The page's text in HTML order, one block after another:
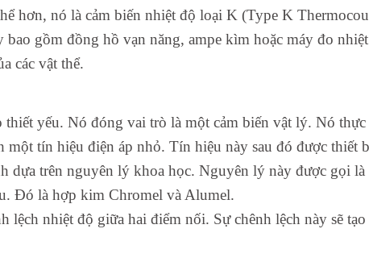
hơn, nó là cảm biến nhiệt độ loại K (Type K
gồm đồng hồ vạn năng, ampe kìm hoặc máy đo
các vật thể.
yếu. Nó đóng vai trò là một cảm biến vật lý. Nó
một tín hiệu điện áp nhỏ. Tín hiệu này sau đó được thiết
dựa trên nguyên lý khoa học. Nguyên lý này được gọi
Đó là hợp kim Chromel và Alumel.
lệch nhiệt độ giữa hai điểm nối. Sự chênh lệch này sẽ